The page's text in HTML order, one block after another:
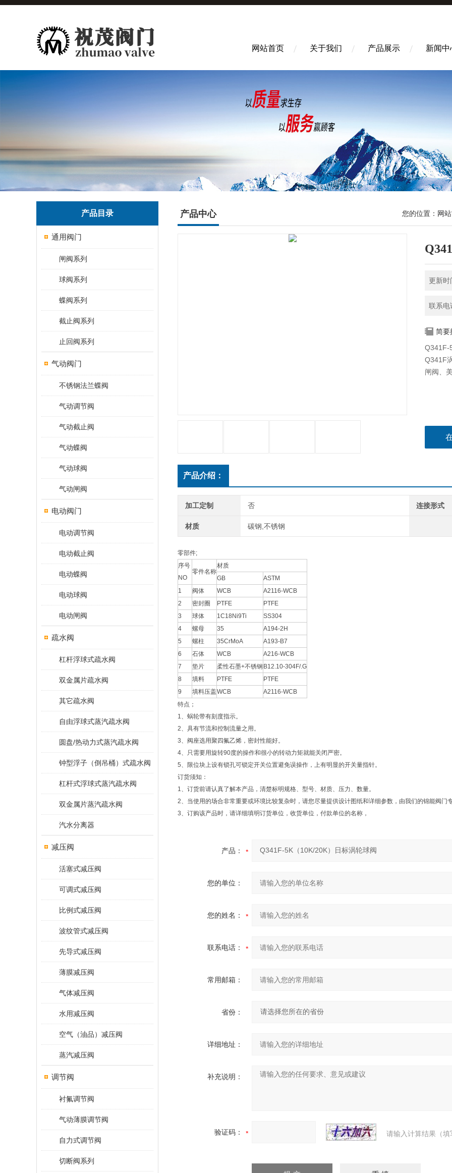
网站首页 关于我们 产品展示 新闻中
产品目录
通用阀门
闸阀系列
球阀系列
蝶阀系列
截止阀系列
止回阀系列
气动阀门
不锈钢法兰蝶阀
气动调节阀
气动截止阀
气动蝶阀
气动球阀
气动闸阀
电动阀门
电动调节阀
电动截止阀
电动蝶阀
电动球阀
电动闸阀
疏水阀
杠杆浮球式疏水阀
双金属片疏水阀
其它疏水阀
自由浮球式蒸汽疏水阀
圆盘/热动力式蒸汽疏水阀
钟型浮子（倒吊桶）式疏水阀
杠杆式浮球式蒸汽疏水阀
双金属片蒸汽疏水阀
汽水分离器
减压阀
活塞式减压阀
可调式减压阀
比例式减压阀
波纹管式减压阀
先导式减压阀
薄膜减压阀
气体减压阀
水用减压阀
空气（油品）减压阀
蒸汽减压阀
调节阀
衬氟调节阀
气动薄膜调节阀
自力式调节阀
切断阀系列
产品中心 您的位置： 网
更新时
联系电
简要
Q341F-
Q341F
闸阀、
产品介绍：
加工定制 否 连接形式
材质 碳钢,不锈钢
零部件;
序号
NO
零件名称
材质
GB
ASTM
1
阀体 WCB
A2116-WCB
2
密封圈 PTFE
PTFE
3
球体 1C18Ni9Ti
SS304
4
螺母 35
A194-2H
5
螺柱 35CrMoA
A193-B7
6
石体 WCB
A216-WCB
7
垫片 柔性石墨+不锈钢 B12.10-304F/.G
8
填料 PTFE
PTFE
9
填料压盖WCB
A2116-WCB
特点；
1、蜗轮带有刻度指示。
2、具有节流和控制流量之用。
3、阀座选用聚四氟乙烯，密封性能好。
4、只需要用旋转90度的操作和很小的转动力矩就能关闭严密。
5、限位块上设有锁孔可锁定开关位置避免误操作，上有明显的开关量指针。
订货须知：
1、订货前请认真了解本产品，清楚标明规格、型号、材质、压力、数量。
2、当使用的场合非常重要或环境比较复杂时，请您尽量提供设计图纸和详细参数，由我们的锦能阀门
3、订购该产品时，请详细填明订货单位，收货单位，付款单位的名称，
产品：
您的单位：
您的姓名：
联系电话：
常用邮箱：
省份：
详细地址：
补充说明：
验证码： 请输入计算结果（